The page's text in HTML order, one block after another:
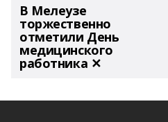
В Мелеузе
торжественно
отметили День
медицинского
работника ✕